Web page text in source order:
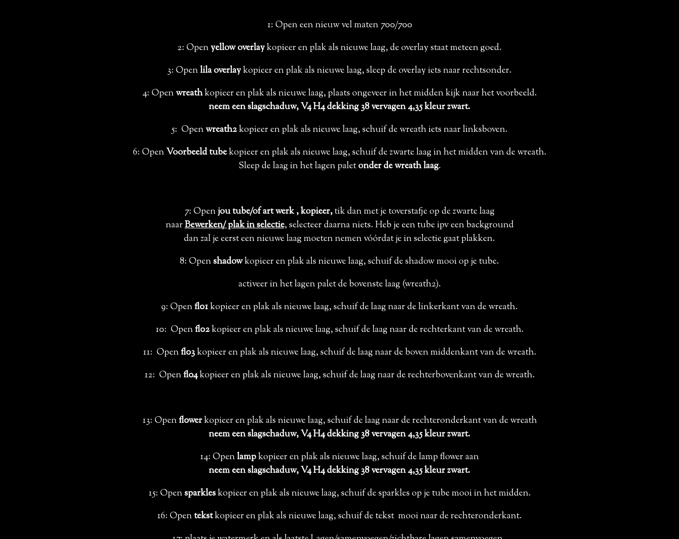
1: Open een nieuw vel maten 700/700
2: Openyellow overlaykopieer en plak als nieuwe laag, de overlay staat meteen goed.
3: Openlila overlaykopieer en plak als nieuwe laag, sleep de overlay iets naar rechtsonder.
4: Openwreathkopieer en plak als nieuwe laag, plaats ongeveer in het midden kijk naar het voorbeeld.
neem een slagschaduw, V4 H4 dekking 38 vervagen 4,35 kleur zwart.
5: Openwreath2kopieer en plak als nieuwe laag, schuif de wreath iets naar linksboven.
6: OpenVoorbeeld tubekopieer en plak als nieuwe laag, schuif de zwarte laag in het midden van de wreath.
Sleep de laag in het lagen paletonder de wreath laag.
7: Openjou tube/of art werk , kopieer,tik dan met je toverstafje op de zwarte laag
naarBewerken/ plak in selectie, selecteer daarna niets. Heb je een tube ipv een background
dan zal je eerst een nieuwe laag moeten nemen vóórdat je in selectie gaat plakken.
8: Openshadowkopieer en plak als nieuwe laag, schuif de shadow mooi op je tube.
activeer in het lagen palet de bovenste laag (wreath2).
9: Openfl01kopieer en plak als nieuwe laag, schuif de laag naar de linkerkant van de wreath.
10: Openfl02kopieer en plak als nieuwe laag, schuif de laag naar de rechterkant van de wreath.
11: Openfl03kopieer en plak als nieuwe laag, schuif de laag naar de boven middenkant van de wreath.
12: Openfl04kopieer en plak als nieuwe laag, schuif de laag naar de rechterbovenkant van de wreath.
13: Openfl0werkopieer en plak als nieuwe laag, schuif de laag naar de rechteronderkant van de wreath
neem een slagschaduw, V4 H4 dekking 38 vervagen 4,35 kleur zwart.
14: Openlampkopieer en plak als nieuwe laag, schuif de lamp flower aan
neem een slagschaduw, V4 H4 dekking 38 vervagen 4,35 kleur zwart.
15: Opensparkleskopieer en plak als nieuwe laag, schuif de sparkles op je tube mooi in het midden.
16: Opentekstkopieer en plak als nieuwe laag, schuif de tekst mooi naar de rechteronderkant.